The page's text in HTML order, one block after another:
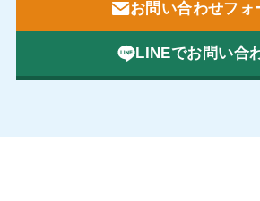
お問い合わせフォ
LINEでお問い合